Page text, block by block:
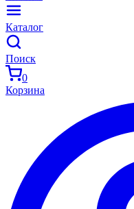
Каталог
Поиск
0
Корзина